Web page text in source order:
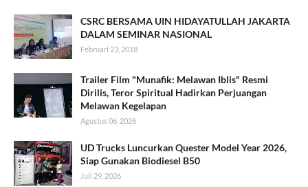
CSRC BERSAMA UIN HIDAYATULLAH JAKARTA
DALAM SEMINAR NASIONAL
Februari 23, 2018
Trailer Film "Munafik: Melawan Iblis" Resmi
Dirilis, Teror Spiritual Hadirkan Perjuangan
Melawan Kegelapan
Agustus 06, 2026
UD Trucks Luncurkan Quester Model Year 2026,
Siap Gunakan Biodiesel B50
Juli 29, 2026